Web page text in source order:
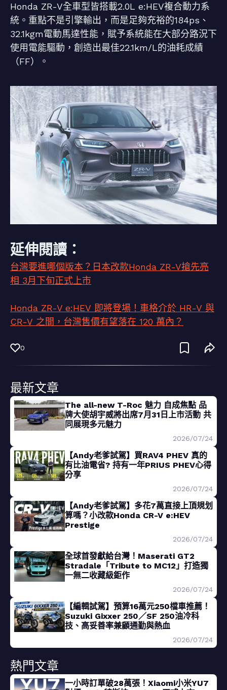
Honda ZR-V全車型皆搭載2.0L e:HEV複合動力系
統。重點不是引擎輸出，而是足夠充裕的184ps、
32.1kgm電動馬達性能，賦予系統能在大部分路況下
使用電能驅動，創造出最佳22.1km/L的油耗成績
（FF）。
延伸閱讀：
台灣要進哪個版本？日本改款Honda ZR-V搶先亮
相 3月下旬正式上市
Honda ZR-V e:HEV 即將登場！車格介於 HR-V 與
CR-V 之間，台灣售價有望落在 120 萬內？
0
最新文章
The all-new T-Roc 魅力 自成焦點 品
牌大使胡宇威將出席7月31日上市活動 共
同展現多元魅力
2026/07/24
【Andy老爹試駕】買RAV4 PHEV 真的
有比油電省? 持有一年PRIUS PHEV心得
分享
2026/07/24
【Andy老爹試駕】多花7萬直接上頂規划
算嗎？小改款Honda CR-V e:HEV
Prestige
2026/07/24
全球首發獻給台灣！Maserati GT2
Stradale「Tribute to MC12」打造獨
一無二收藏級鉅作
2026/07/24
【編輯試駕】預算16萬元250檔車推薦！
Suzuki Gixxer 250／SF 250油冷科
技、高妥善率兼顧通勤與熱血
2026/07/24
熱門文章
一小時訂單破28萬張！Xiaomi小米YU7